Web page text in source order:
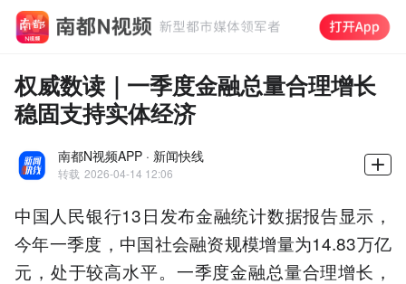
权威数读｜一季度金融总量合理增长
稳固支持实体经济
南都N视频APP · 新闻快线
转载 2026-04-14 12:06
中国人民银行13日发布金融统计数据报告显示，
今年一季度，中国社会融资规模增量为14.83万亿
元，处于较高水平。一季度金融总量合理增长，